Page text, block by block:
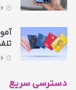
دسترسی سریع